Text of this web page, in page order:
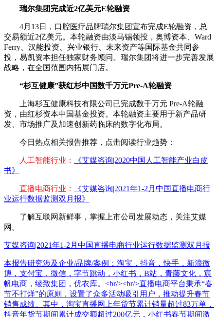
瑞尔集团完成近2亿美元E轮融资
4月13日，口腔医疗品牌瑞尔集团宣布完成E轮融资，总
交易额近2亿美元。本轮融资由淡马锡领投，奥博资本、Ward
Ferry、汉能投资、兴业银行、未来资产等国际基金共同参
投，易凯资本担任独家财务顾问。瑞尔集团将进一步完善发展
战略，在全国范围内拓展门店。
“杉互健康”获红杉中国数千万元Pre-A轮融资
上海杉互健康科技有限公司已完成数千万元 Pre-A轮融
资，由红杉资本中国基金投资。本轮融资主要用于新产品研
发、市场推广及加速创新药临床的数字化布局。
今日热点相关报告推荐，点击阅读行业趋势：
人工智能行业：
《艾媒咨询|2020中国人工智能产业白皮
书》
直播电商行业：
《艾媒咨询|2021年1-2月中国直播电商行
业运行数据监测双月报》
了解互联网新鲜事，掌握上市公司发展动态，关注艾媒
网。
艾媒咨询|2021年1-2月中国直播电商行业运行数据监测双月报
本报告研究涉及企业/品牌/案例：淘宝，抖音，快手，新浪微
博，支付宝，微信，字节跳动，小红书，B站，青藤文化，宸
帆电商，绫致集团，优衣库。<br/><br/>直播电商平台秉承“春
节不打烊”的原则，设置了众多活动吸引用户，推动提升春节
销售成绩。其中，淘宝直播网上年货节累计销量超过83万单，
抖音年货节期间累计成交额超过200亿元，小红书春节期间激